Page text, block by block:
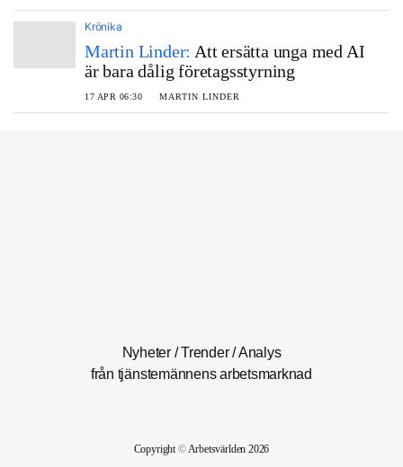
Krönika
Martin Linder: Att ersätta unga med AI
är bara dålig företagsstyrning
17 APR 06:30 MARTIN LINDER
Nyheter / Trender / Analys
från tjänstemännens arbetsmarknad
Copyright©Arbetsvärlden 2026